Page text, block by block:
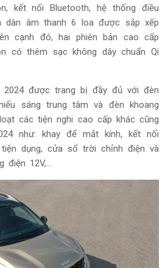
kết nối Bluetooth, hệ thống điều
dàn âm thanh 6 loa được sắp xếp
cạnh đó, hai phiên bản cao cấp
có thêm sạc không dây chuẩn Qi
được trang bị đầy đủ với đèn
sáng trung tâm và đèn khoang
các tiện nghi cao cấp khác cũng
như: khay để mắt kính, kết nối
dụng, cửa sổ trời chỉnh điện và
điện 12V,...